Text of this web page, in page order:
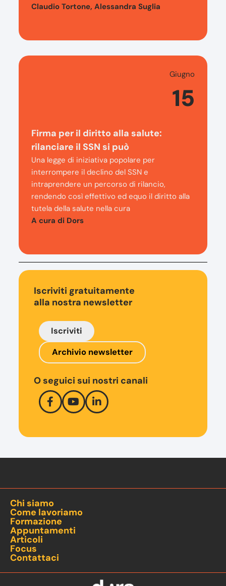
Claudio Tortone, Alessandra Suglia
Giugno
15
Firma per il diritto alla salute:
rilanciare il SSN si può
Una legge di iniziativa popolare per
interrompere il declino del SSN e
intraprendere un percorso di rilancio,
rendendo così effettivo ed equo il diritto alla
tutela della salute nella cura
A cura di Dors
Iscriviti gratuitamente
alla nostra newsletter
Iscriviti
Archivio newsletter
O seguici sui nostri canali
Chi siamo
Come lavoriamo
Formazione
Appuntamenti
Articoli
Focus
Contattaci